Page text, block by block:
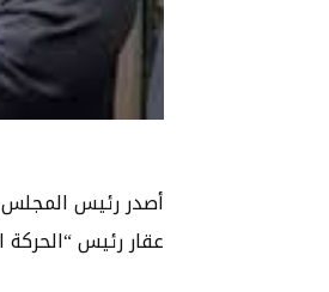
أصدر رئيس المجلس
عقار رئيس